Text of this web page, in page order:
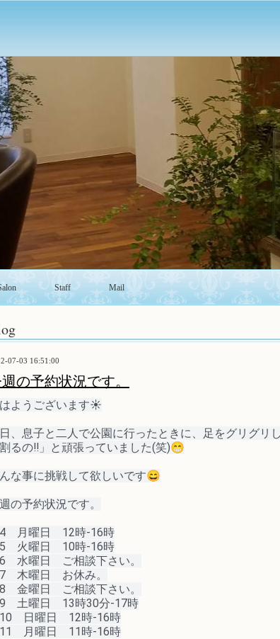
Staff Mail
07-03 16:51:00
の予約状況です。
ようございます☀️
、息子と二人で公園に行ったときに、足をグリグリ
るの‼️」と頑張っていました(笑)😁
な事に挑戦して欲しいです😄
の予約状況です。
　月曜日　12時-16時
　火曜日　10時-16時
　水曜日　ご相談下さい。
　木曜日　お休み。
　金曜日　ご相談下さい。
　土曜日　13時30分-17時
　日曜日　12時-16時
　月曜日　11時-16時